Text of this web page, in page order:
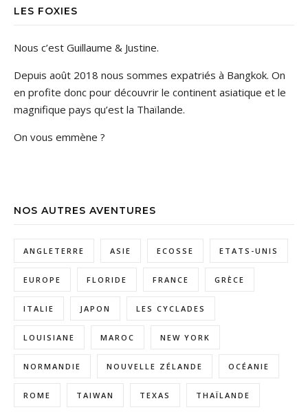
LES FOXIES
Nous c’est Guillaume & Justine.
Depuis août 2018 nous sommes expatriés à Bangkok. On
en profite donc pour découvrir le continent asiatique et le
magnifique pays qu’est la Thaïlande.
On vous emmène ?
NOS AUTRES AVENTURES
ANGLETERRE ASIE ECOSSE ETATS-UNIS
EUROPE FLORIDE FRANCE GRÈCE
ITALIE JAPON LES CYCLADES
LOUISIANE MAROC NEW YORK
NORMANDIE NOUVELLE ZÉLANDE OCÉANIE
ROME TAIWAN TEXAS THAÏLANDE